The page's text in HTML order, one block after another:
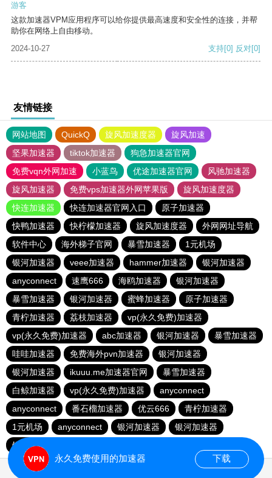
游客
这款加速器VPM应用程序可以给你提供最高速度和安全性的连接，并帮
助你在网络上自由移动。
2024-10-27
支持[0] 反对[0]
友情链接
网站地图 QuickQ 旋风加速度器
旋风加速
坚果加速器
tiktok加速器
狗急加速器官网
免费vqn外网加速
小蓝鸟 优途加速器官网
风驰加速器
旋风加速器
免费vps加速器外网苹果版
旋风加速度器
快连加速器
快连加速器官网入口
原子加速器
快鸭加速器
快柠檬加速器 旋风加速度器
外网网址导航
软件中心
海外梯子官网 暴雪加速器
1元机场
银河加速器
veee加速器 hammer加速器
银河加速器
anyconnect
速鹰666 海鸥加速器
银河加速器
暴雪加速器
银河加速器 蜜蜂加速器
原子加速器
青柠加速器
荔枝加速器
vp(永久免费)加速器
vp(永久免费)加速器
abc加速器 银河加速器
暴雪加速器
哇哇加速器
免费海外pvn加速器
银河加速器
银河加速器
ikuuu.me加速器官网
暴雪加速器
白鲸加速器
vp(永久免费)加速器
anyconnect
anyconnect
番石榴加速器 优云666
青柠加速器
1元机场
anyconnect 银河加速器
银河加速器
银河加速器
永久免费使用的加速器 下载